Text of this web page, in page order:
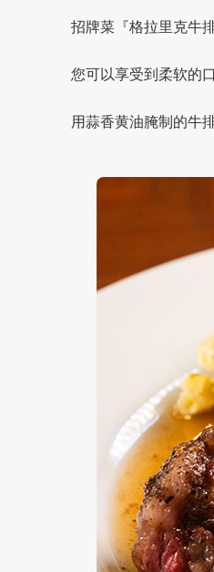
招牌菜『格拉里克牛
您可以享受到柔软的
用蒜香黄油腌制的牛